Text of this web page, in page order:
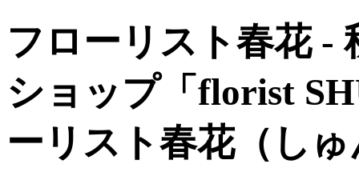
フローリスト春花 -
ショップ「florist
ーリスト春花（し